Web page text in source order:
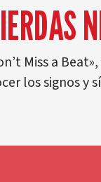
Miss a
los signos y